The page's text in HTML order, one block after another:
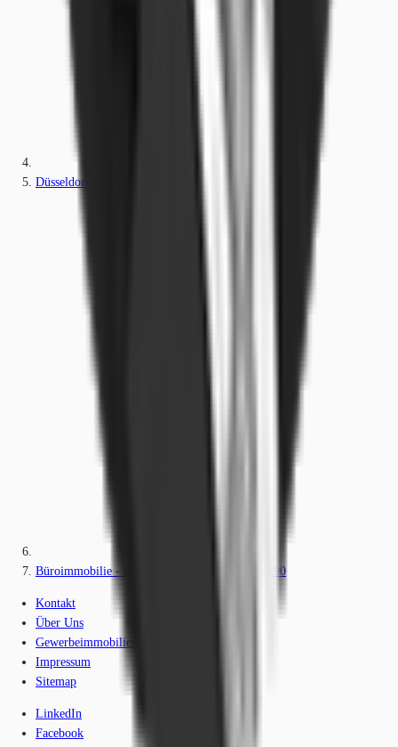
Düsseldorf
Büroimmobilie - Düsseldorf, Pempelfort - D3290
Kontakt
Über Uns
Gewerbeimmobilien-Lexikon
Impressum
Sitemap
LinkedIn
Facebook